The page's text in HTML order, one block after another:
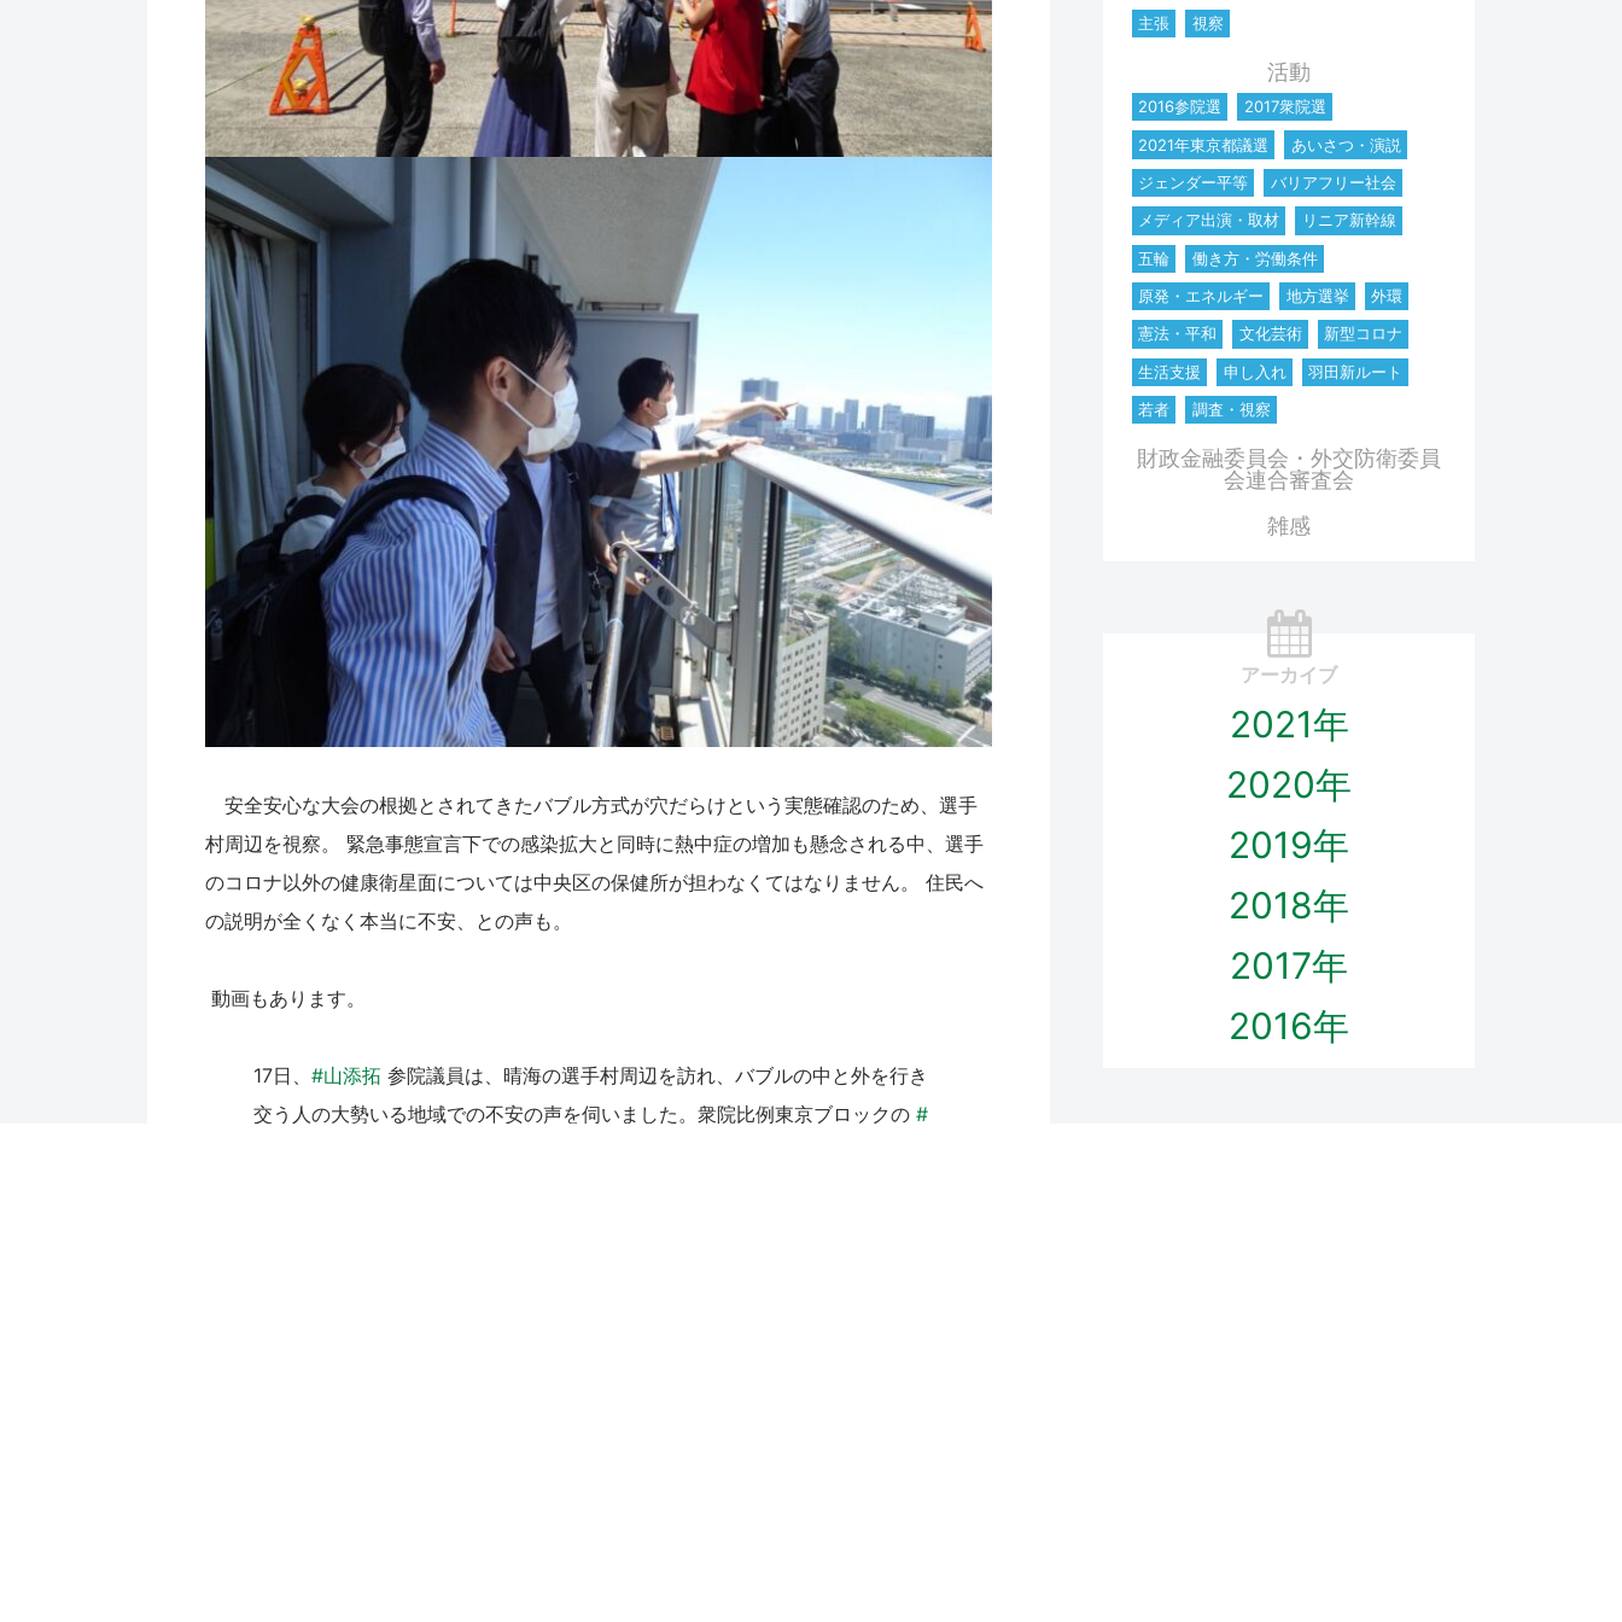
安全安心な大会の根拠とされてきたバブル方式が穴だらけという実態確認のため、選手
村周辺を視察。 緊急事態宣言下での感染拡大と同時に熱中症の増加も懸念される中、選手
のコロナ以外の健康衛星面については中央区の保健所が担わなくてはなりません。 住民へ
の説明が全くなく本当に不安、との声も。
動画もあります。
17日、 #山添拓 参院議員は、晴海の選手村周辺を訪れ、バブルの中と外を行き
交う人の大勢いる地域での不安の声を伺いました。衆院比例東京ブロックの #
主張 視察
活動
2016参院選
2017衆院選
2021年東京都議選
あいさつ・演説
ジェンダー平等
バリアフリー社会
メディア出演・取材
リニア新幹線
五輪
働き方・労働条件
原発・エネルギー
地方選挙
外環
憲法・平和
文化芸術
新型コロナ
生活支援
申し入れ
羽田新ルート
若者
調査・視察
財政金融委員会・外交防衛委員
会連合審査会
雑感
アーカイブ
2021年
2020年
2019年
2018年
2017年
2016年